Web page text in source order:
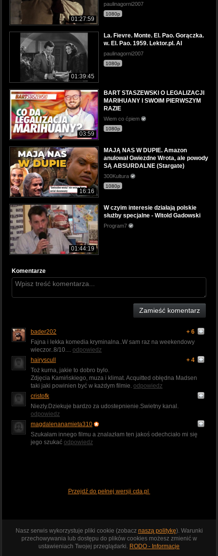
01:27:59
paulinagorni2007
1080p
01:39:45
La. Fievre. Monte. El. Pao. Gorączka.
w. El. Pao. 1959. Lektor.pl. AI
paulinagorni2007
1080p
03:59
BART STASZEWSKI O LEGALIZACJI
MARIHUANY I SWOIM PIERWSZYM
RAZIE
Wiem co ćpiem
1080p
16:16
MAJĄ NAS W DUPIE. Amazon
anulował Gwiezdne Wrota, ale powody
SĄ ABSURDALNE (Stargate)
300Kultura
1080p
01:44:19
W czyim interesie działają polskie
służby specjalne - Witold Gadowski
Program7
Komentarze
Zamieść komentarz
bader202
+ 6
Fajna i lekka komedia kryminalna..W sam raz na weekendowy
wieczor..8/10.... odpowiedz
hairyscull
+ 4
Toż kurna, jakie to dobro bylo.
Zdjęcia Kamińskiego, muza i klimat. Acquitted obłędna Madsen
taki jaki powinien być w każdym filmie. odpowiedz
cristofk
Niezly.Dziekuje bardzo za udostepnienie.Swietny kanal.
odpowiedz
magdalenanamieta310
Szukałam innego filmu a znalazłam ten jakoś odechciało mi się
jego szukać odpowiedz
Przejdź do pełnej wersji cda.pl
Nasz serwis wykorzystuje pliki cookie (zobacz naszą politykę). Warunki
przechowywania lub dostępu do plików cookies możesz zmienić w
ustawieniach Twojej przeglądarki. RODO - Informacje